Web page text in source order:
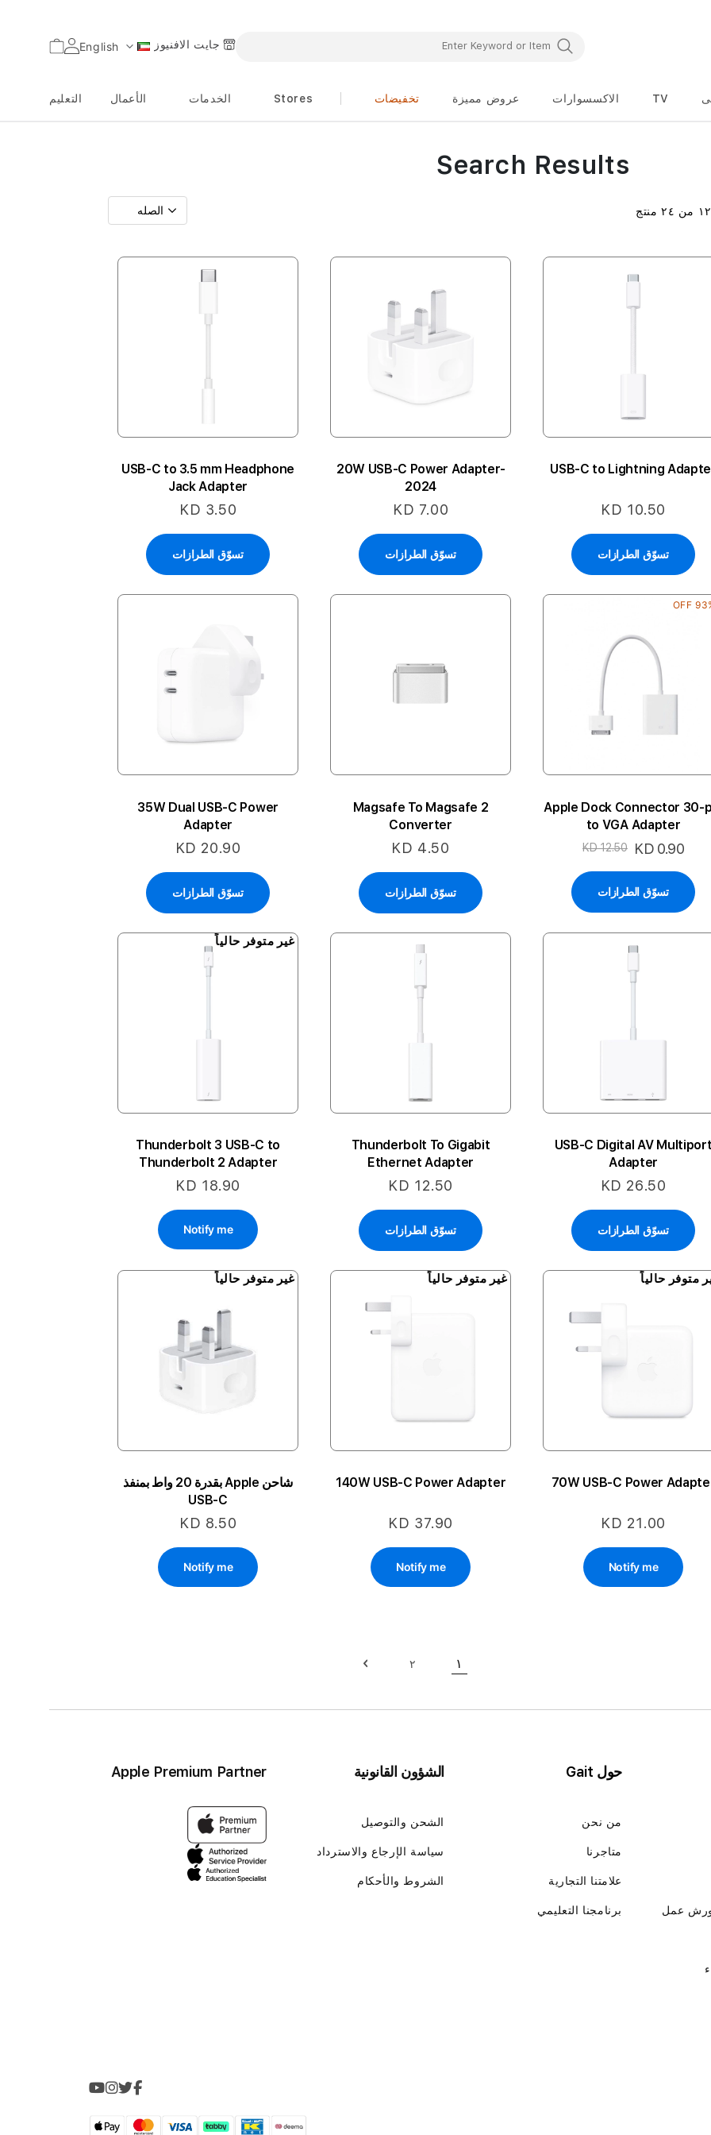
اللغة English جايت الافنيوز السلة
TV الاكسسوارات عروض مميزة تخفيضات Stores الخدمات الأعمال التعليم
١٢ من ٢٤ منتج
USB-C to Lightning
KD 10.50
تسوّق الطرازات
20W USB-C Power Adapter-
2024
KD 7.00
تسوّق الطرازات
USB-C to 3.5 mm Headphone
Jack Adapter
KD 3.50
تسوّق الطرازات
93%
Apple Dock Connector 30-
to VGA Adapter
السعر
KD 0.90
KD 12.50
تسوّق الطرازات
Magsafe To Magsafe 2
Converter
KD 4.50
تسوّق الطرازات
35W Dual USB-C Power
Adapter
KD 20.90
تسوّق الطرازات
USB-C Digital AV
Adapter
KD 26.50
تسوّق الطرازات
Thunderbolt To Gigabit
Ethernet Adapter
KD 12.50
تسوّق الطرازات
غير متوفر حالياً
Thunderbolt 3 USB-C to
Thunderbolt 2 Adapter
KD 18.90
Notify me
متوفر حالياً
70W USB-C Power
KD 21.00
Notify me
غير متوفر حالياً
140W USB-C Power Adapter
KD 37.90
Notify me
غير متوفر حالياً
شاحن Apple بقدرة 20 واط بمنفذ
USB-C
KD 8.50
Notify me
حاليا انت تقرأ الصفحة
١ ٢
Search Results
عمل
حول Gait
من نحن
متاجرنا
علامتنا التجارية
برنامجنا التعليمي
الشؤون القانونية
الشحن والتوصيل
سياسة الإرجاع والاسترداد
الشروط والأحكام
Apple Premium Partner